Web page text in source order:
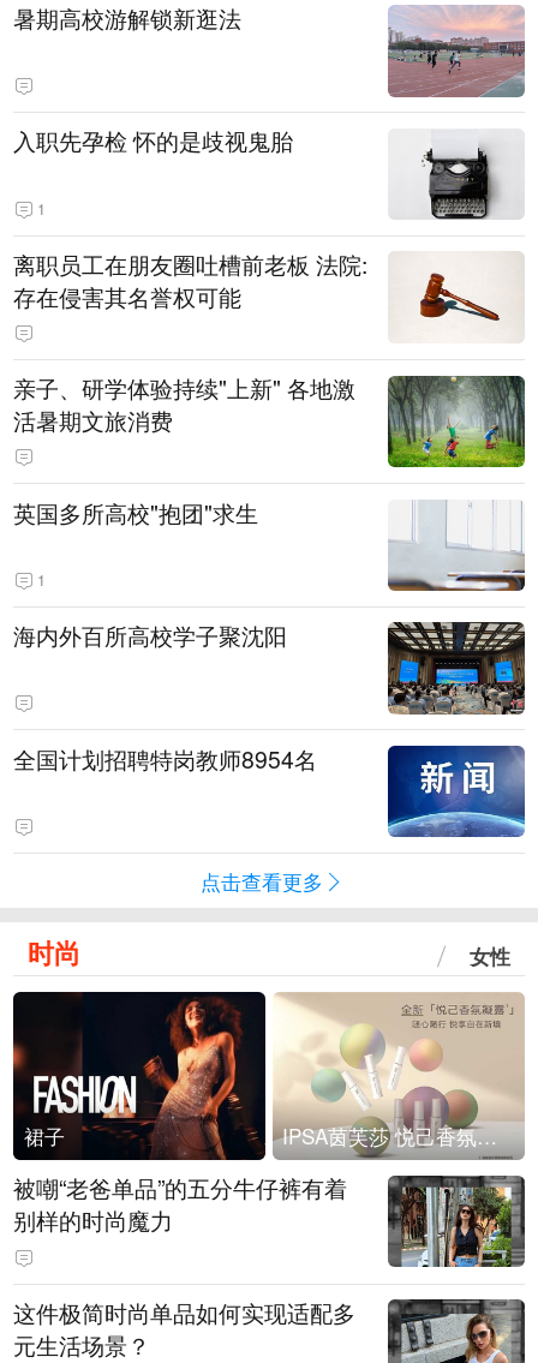
暑期高校游解锁新逛法
入职先孕检 怀的是歧视鬼胎
1
离职员工在朋友圈吐槽前老板 法院:
存在侵害其名誉权可能
亲子、研学体验持续"上新" 各地激
活暑期文旅消费
英国多所高校"抱团"求生
1
海内外百所高校学子聚沈阳
全国计划招聘特岗教师8954名
点击查看更多
时尚 女性
裙子 IPSA茵芙莎 悦己香氛凝露上市
被嘲“老爸单品”的五分牛仔裤有着
别样的时尚魔力
这件极简时尚单品如何实现适配多
元生活场景？